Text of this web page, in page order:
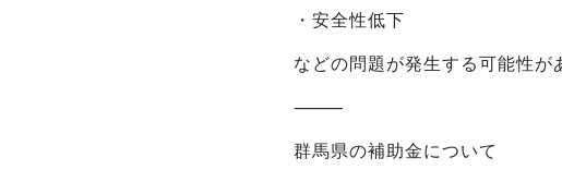
・安全性低下
などの問題が発生する可能性が
⸻
群馬県の補助金について